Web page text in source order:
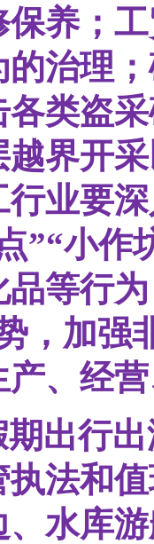
养；
治理
类盗
界开
业要
”“小作
品等行
，加强
、经
出行
执法和
水库